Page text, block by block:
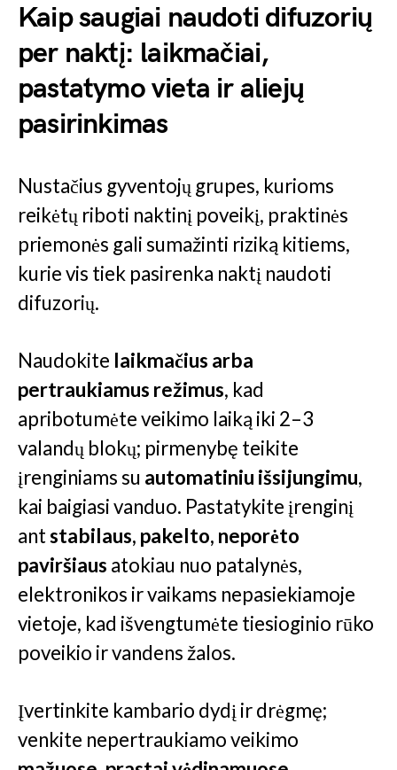
Kaip saugiai naudoti difuzorių
per naktį: laikmačiai,
pastatymo vieta ir aliejų
pasirinkimas
Nustačius gyventojų grupes, kurioms
reikėtų riboti naktinį poveikį, praktinės
priemonės gali sumažinti riziką kitiems,
kurie vis tiek pasirenka naktį naudoti
difuzorių.
Naudokite laikmačius arba
pertraukiamus režimus, kad
apribotumėte veikimo laiką iki 2–3
valandų blokų; pirmenybę teikite
įrenginiams su automatiniu išsijungimu,
kai baigiasi vanduo. Pastatykite įrenginį
antstabilaus, pakelto, neporėto
paviršiaus atokiau nuo patalynės,
elektronikos ir vaikams nepasiekiamoje
vietoje, kad išvengtumėte tiesioginio rūko
poveikio ir vandens žalos.
Įvertinkite kambario dydį ir drėgmę;
venkite nepertraukiamo veikimo